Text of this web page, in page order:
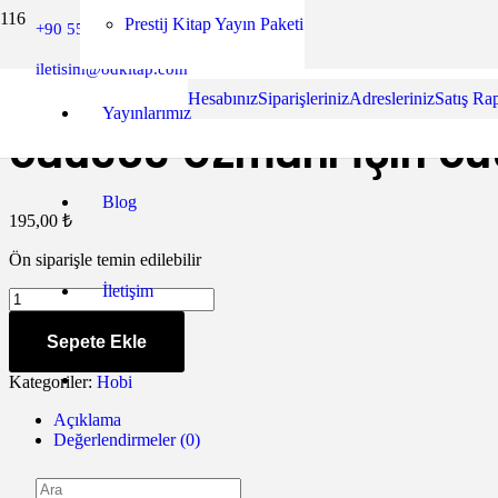
+90 552 849 53 60
iletisim@odkitap.com
HesabınızSiparişlerinizAdreslerinizSatış
Prestij Kitap Yayın Paketi
Yayınlarımız
Blog
İletişim
Ana Sayfa / Sadece Uzmanı İçin Sudoku – H.Berat
Sadece Uzmanı İçin
195,00 ₺
Ön siparişle temin edilebilir
Sadece
Uzmanı
-
H.Berat
YILDIRIM
YILDIRIM
Sepete Ekle
Kategoriler: Hobi
Açıklama
Değerlendirmeler (0)